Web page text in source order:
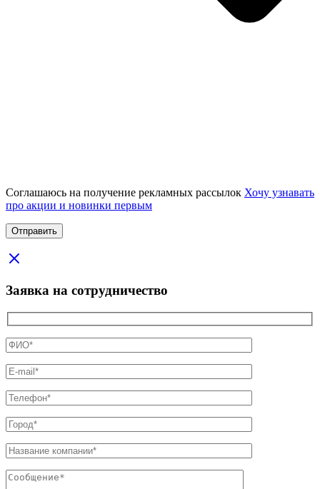
Соглашаюсь на получение рекламных рассылок Хочу узнавать
про акции и новинки первым
Заявка на сотрудничество